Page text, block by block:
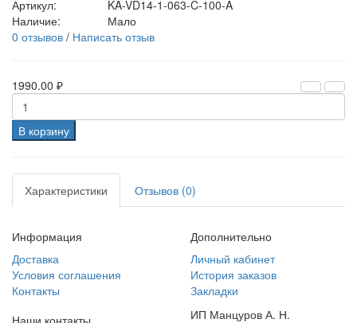
Артикул:
KA-VD14-1-063-C-100-A
Наличие:
Мало
0 отзывов / Написать отзыв
1990.00 ₽
В корзину
Характеристики Отзывов (0)
Информация
Доставка
Условия соглашения
Контакты
Дополнительно
Личный кабинет
История заказов
Закладки
Наши контакты
ИП Манцуров А. Н.